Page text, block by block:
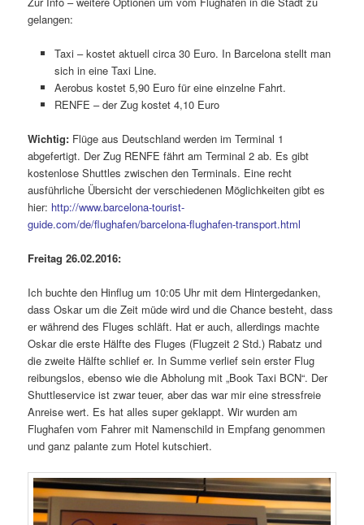
gelangen:
Taxi – kostet aktuell circa 30 Euro. In Barcelona stellt man
sich in eine Taxi Line.
Aerobus kostet 5,90 Euro für eine einzelne Fahrt.
RENFE – der Zug kostet 4,10 Euro
Wichtig: Flüge aus Deutschland werden im Terminal 1
abgefertigt. Der Zug RENFE fährt am Terminal 2 ab. Es gibt
kostenlose Shuttles zwischen den Terminals. Eine recht
ausführliche Übersicht der verschiedenen Möglichkeiten gibt es
hier: http://www.barcelona-tourist-
guide.com/de/flughafen/barcelona-flughafen-transport.html
Freitag 26.02.2016:
Ich buchte den Hinflug um 10:05 Uhr mit dem Hintergedanken,
dass Oskar um die Zeit müde wird und die Chance besteht, dass
er während des Fluges schläft. Hat er auch, allerdings machte
Oskar die erste Hälfte des Fluges (Flugzeit 2 Std.) Rabatz und
die zweite Hälfte schlief er. In Summe verlief sein erster Flug
reibungslos, ebenso wie die Abholung mit „Book Taxi BCN“. Der
Shuttleservice ist zwar teuer, aber das war mir eine stressfreie
Anreise wert. Es hat alles super geklappt. Wir wurden am
Flughafen vom Fahrer mit Namenschild in Empfang genommen
und ganz palante zum Hotel kutschiert.